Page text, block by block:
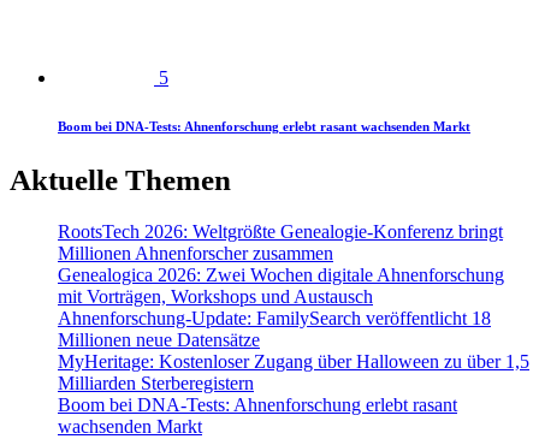
5
Boom bei DNA-Tests: Ahnenforschung erlebt rasant wachsenden Markt
Aktuelle Themen
RootsTech 2026: Weltgrößte Genealogie-Konferenz bringt
Millionen Ahnenforscher zusammen
Genealogica 2026: Zwei Wochen digitale Ahnenforschung
mit Vorträgen, Workshops und Austausch
Ahnenforschung-Update: FamilySearch veröffentlicht 18
Millionen neue Datensätze
MyHeritage: Kostenloser Zugang über Halloween zu über 1,5
Milliarden Sterberegistern
Boom bei DNA-Tests: Ahnenforschung erlebt rasant
wachsenden Markt